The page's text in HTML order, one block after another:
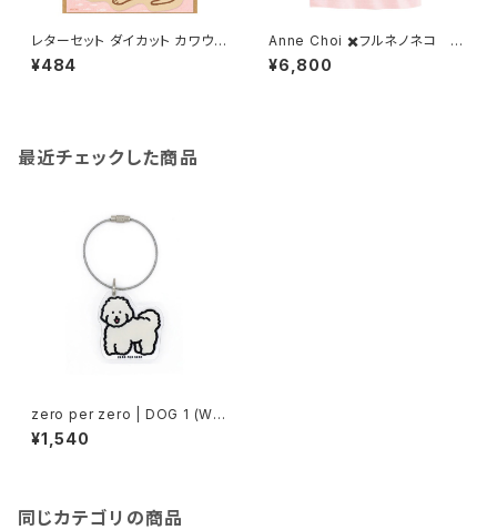
レターセット ダイカット カワウソ
柄
¥484
Anne Choi ✖️フルネノネコ 限
定Tシャツ②
¥6,800
最近チェックした商品
zero per zero | DOG 1 (WHI
TE PUPPY) | Objet Keyring
¥1,540
同じカテゴリの商品